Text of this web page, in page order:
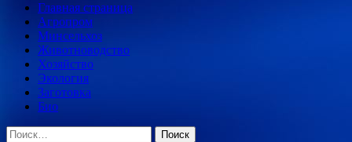
Главная страница
Агропром
Минсельхоз
Животноводство
Хозяйство
Экология
Заготовка
Био
Найти: